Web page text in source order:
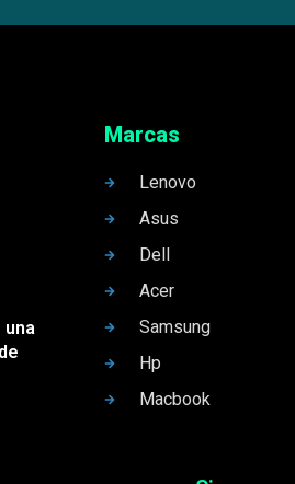
una
Marcas
Lenovo
Asus
Dell
Acer
Samsung
Hp
Macbook